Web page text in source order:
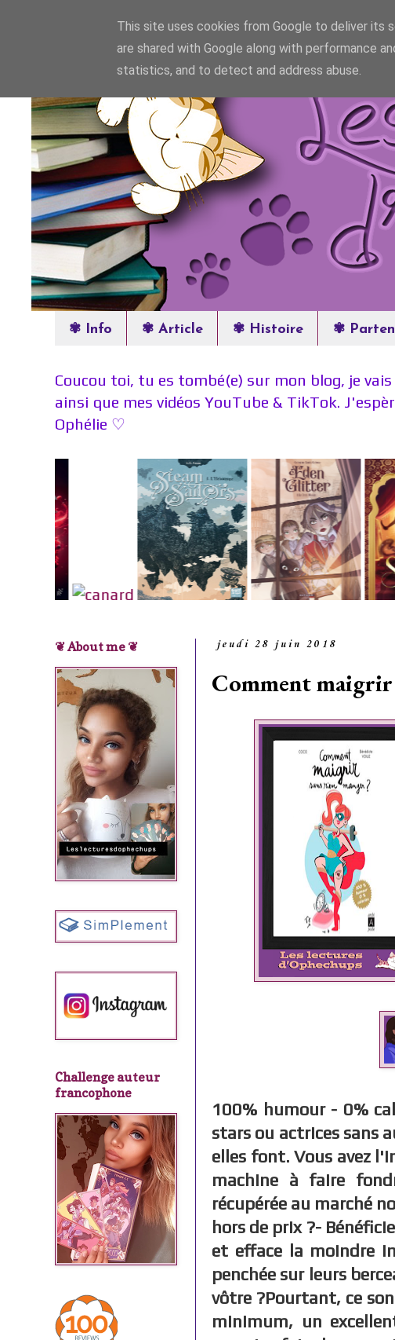
✾ Info ✾ Article ✾ Histoire ✾
Coucou toi, tu es tombé(e) sur mon blog, je
ainsi que mes vidéos YouTube & TikTok.
Ophélie ♡
jeudi 28 juin 2018
Comment maigrir
100% humour - 0%
stars ou actrices sans
elles font. Vous avez
machine à faire
récupérée au marché
hors de prix ?-
et efface la moindre
penchée sur leurs
vôtre ?Pourtant, ce
minimum, un
❦ About me ❦
Challenge auteur
francophone
This site uses cookies from Google to deliver its
are shared with Google along with performance
statistics, and to detect and address abuse.